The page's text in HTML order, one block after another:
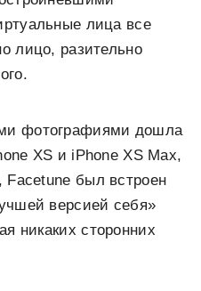
лица все
лицо, разительно
фотографиями дошла
XS и iPhone XS Max,
Facetune был встроен
версией себя»
никаких сторонних